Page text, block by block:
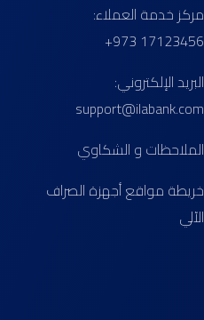
مركز خدمة العملاء:
17123456 973+
البريد الإلكتروني:
support@ilabank.com
الملاحظات و الشكاوي
خريطة مواقع أجهزة الصراف
الآلي